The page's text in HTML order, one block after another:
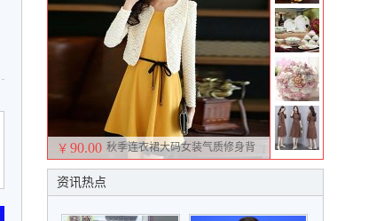
￥ 90.00 秋季连衣裙大码女装气质修身背
心裙长袖两件套品牌连衣裙
资讯热点